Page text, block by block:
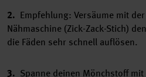
2. Empfehlung: Versäume mit
Nähmaschine (Zick-Zack-Stich)
die Fäden sehr schnell auflösen.
3. Spanne deinen Mönchstoff